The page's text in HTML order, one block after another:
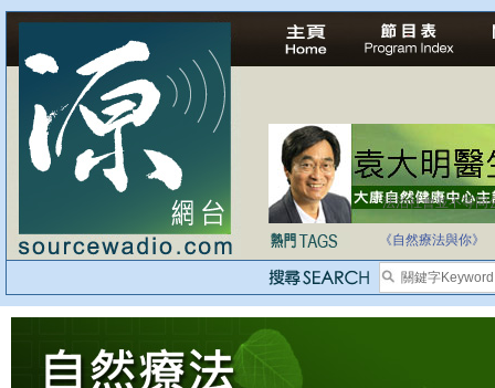
法治社會並不等同
《自然療法與你》